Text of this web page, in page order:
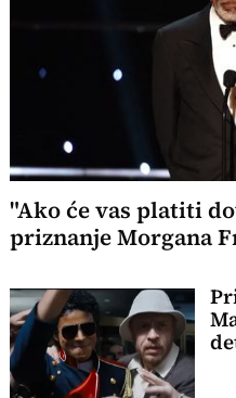
"Ako će vas platiti
priznanje Morgana